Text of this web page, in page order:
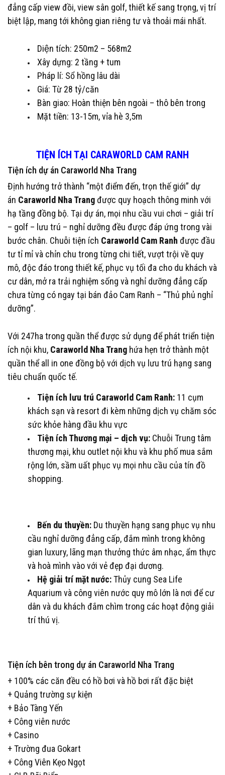
đẳng cấp view đồi, view sân golf, thiết kế sang trọng, vị trí
biệt lập, mang tới không gian riêng tư và thoải mái nhất.
Diện tích: 250m2 – 568m2
Xây dựng: 2 tầng + tum
Pháp lí: Sổ hồng lâu dài
Giá: Từ 28 tỷ/căn
Bàn giao: Hoàn thiện bên ngoài – thô bên trong
Mặt tiền: 13-15m, vỉa hè 3,5m
TIỆN ÍCH TẠI CARAWORLD CAM RANH
Tiện ích dự án Caraworld Nha Trang
Định hướng trở thành “một điểm đến, trọn thế giới” dự
án Caraworld Nha Trangđược quy hoạch thông minh với
hạ tầng đồng bộ. Tại dự án, mọi nhu cầu vui chơi – giải trí
– golf – lưu trú – nghỉ dưỡng đều được đáp ứng trong vài
bước chân. Chuỗi tiện ích Caraworld Cam Ranh được đầu
tư tỉ mỉ và chỉn chu trong từng chi tiết, vượt trội về quy
mô, độc đáo trong thiết kế, phục vụ tối đa cho du khách và
cư dân, mở ra trải nghiệm sống và nghỉ dưỡng đẳng cấp
chưa từng có ngay tại bán đảo Cam Ranh – “Thủ phủ nghỉ
dưỡng”.
Với 247ha trong quần thể được sử dụng để phát triển tiện
ích nội khu, Caraworld Nha Trang hứa hẹn trở thành một
quần thể all in one đồng bộ với dịch vụ lưu trú hạng sang
tiêu chuẩn quốc tế.
Tiện ích lưu trú Caraworld Cam Ranh: 11 cụm
khách sạn và resort đi kèm những dịch vụ chăm sóc
sức khỏe hàng đầu khu vực
Tiện ích Thương mại – dịch vụ: Chuỗi Trung tâm
thương mại, khu outlet nội khu và khu phố mua sắm
rộng lớn, sầm uất phục vụ mọi nhu cầu của tín đồ
shopping.
Bến du thuyền: Du thuyền hạng sang phục vụ nhu
cầu nghỉ dưỡng đẳng cấp, đắm mình trong không
gian luxury, lãng mạn thưởng thức âm nhạc, ẩm thực
và hoà mình vào với vẻ đẹp đại dương.
Hệ giải trí mặt nước:Thủy cung Sea Life
Aquarium và công viên nước quy mô lớn là nơi để cư
dân và du khách đắm chìm trong các hoạt động giải
trí thú vị.
Tiện ích bên trong dự án Caraworld Nha Trang
+ 100% các căn đều có hồ bơi và hồ bơi rất đặc biệt
+ Quảng trường sự kiện
+ Bảo Tàng Yến
+ Công viên nước
+ Casino
+ Trường đua Gokart
+ Công Viên Kẹo Ngọt